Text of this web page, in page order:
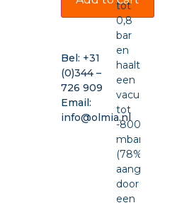
Bel: +31
(0)344 –
726 909
Email:
info@olmia.nl
tot
0,8
bar
en
haalt
een
vacuüm
tot
-800
mbar
(78%),
aangedreven
door
een